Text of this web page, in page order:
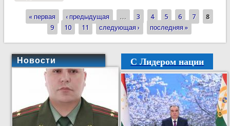
Страницы
« первая ‹ предыдущая … 3 4 5 6 7
8
9
10 11 следующая › последняя »
Новости С Лидером нации